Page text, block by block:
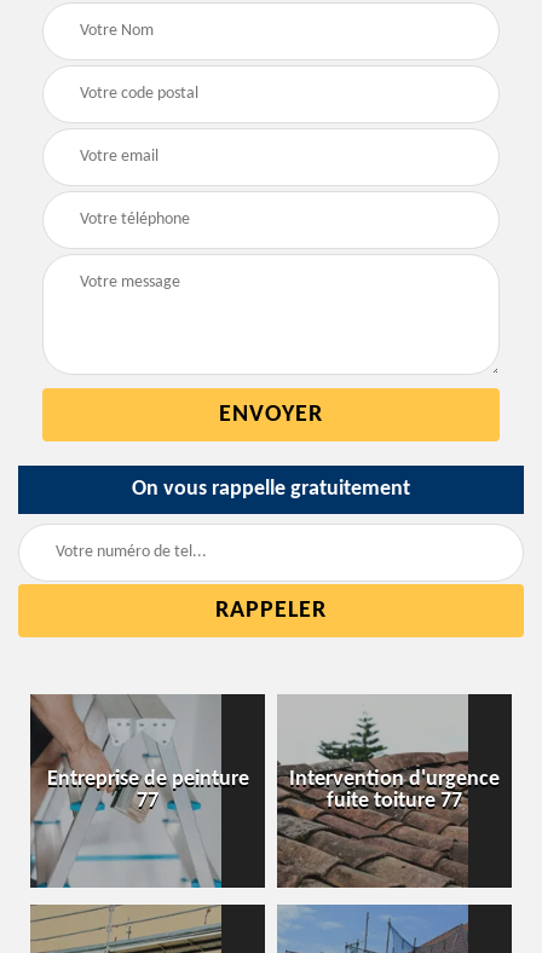
On vous rappelle gratuitement
Entreprise de peinture
77
Intervention d'urgence
fuite toiture 77